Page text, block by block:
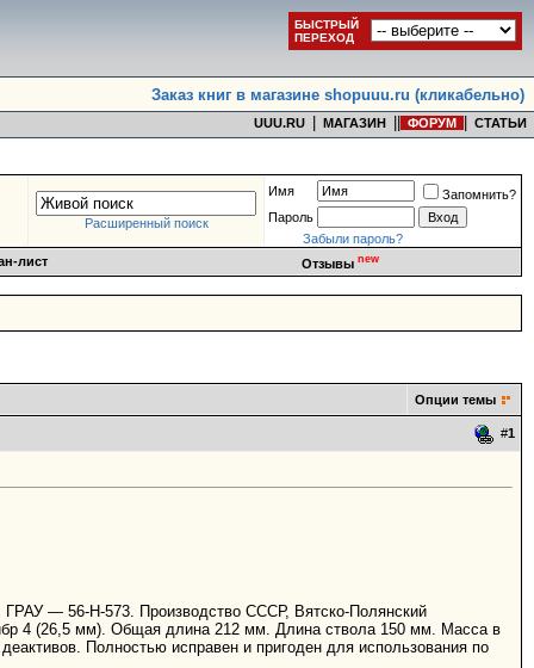
БЫСТРЫЙ
ПЕРЕХОД
Заказ книг в магазине shopuuu.ru (кликабельно)
UUU.RU МАГАЗИН ФОРУМ СТАТЬИ
Расширенный поиск
Имя
Запомнить?
Пароль
Забыли пароль?
лист
Отзывы new
Опции темы
#1
— 56-Н-573. Производство СССР, Вятско-Полянский
4 (26,5 мм). Общая длина 212 мм. Длина ствола 150 мм. Масса в
Полностью исправен и пригоден для использования по